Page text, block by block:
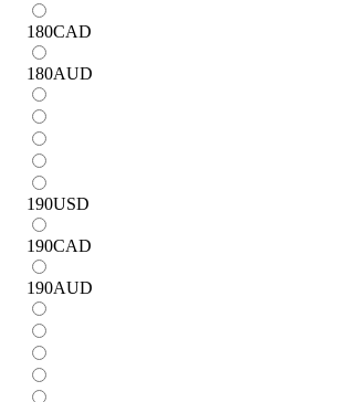
180CAD
180AUD
190USD
190CAD
190AUD